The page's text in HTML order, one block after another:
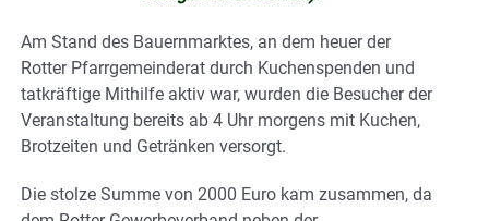
Am Stand des Bauernmarktes, an dem heuer der
Rotter Pfarrgemeinderat durch Kuchenspenden und
tatkräftige Mithilfe aktiv war, wurden die Besucher der
Veranstaltung bereits ab 4 Uhr morgens mit Kuchen,
Brotzeiten und Getränken versorgt.
Die stolze Summe von 2000 Euro kam zusammen, da